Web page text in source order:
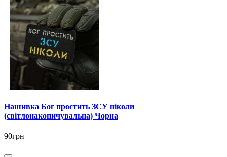
Нашивка Бог простить ЗСУ ніколи
(світлонакопичувальна) Чорна
90грн